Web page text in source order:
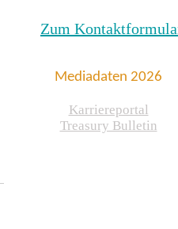
Zum
Mediadaten 2026
Karriereportal
Treasury Bulletin